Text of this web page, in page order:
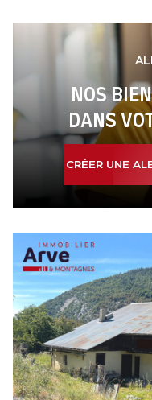
NOS
DANS
CRÉER UNE